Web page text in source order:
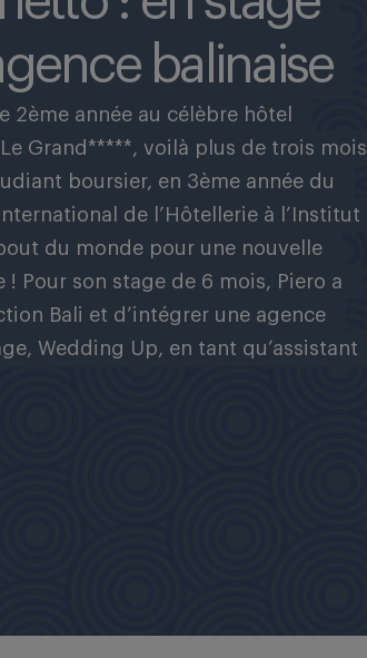
balinaise
2ème année au célèbre hôtel
Grand*****, voilà plus de trois mois
boursier, en 3ème année du
de l’Hôtellerie à l’Institut
du monde pour une nouvelle
Pour son stage de 6 mois, Piero a
Bali et d’intégrer une agence
Wedding Up, en tant qu’assistant